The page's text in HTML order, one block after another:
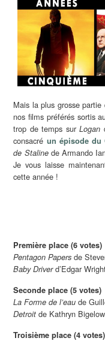
Mais la plus grosse
nos films préférés sortis
trop de temps surLogan
consacré un épisode du
de Stalinede Armando
Je vous laisse
cette année !
Première place (6 votes)
Pentagon Papers de
Baby Driverd’Edgar
Seconde place (5 votes)
La Forme de l’eau de
Detroit de Kathryn Bigelow
Troisième place (4 votes)